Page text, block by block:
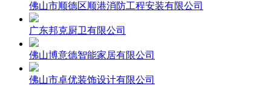
佛山市顺德区顺港消防工程安装有限公司
广东邦克厨卫有限公司
佛山博意德智能家居有限公司
佛山市卓优装饰设计有限公司